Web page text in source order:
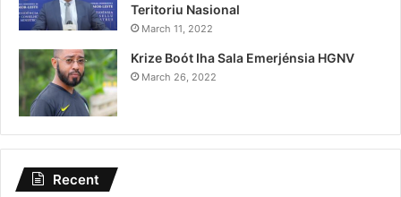
Teritoriu Nasional
March 11, 2022
Krize Boót Iha Sala Emerjénsia HGNV
March 26, 2022
Recent